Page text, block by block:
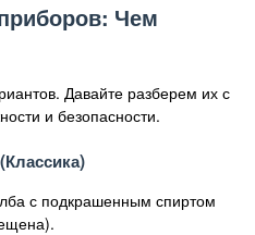
Чем
Давайте разберем их с
и безопасности.
с подкрашенным спиртом